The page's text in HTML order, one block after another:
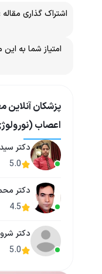
اشتراک گذاری مقاله
امتیاز شما به این
پزشکان آنلاین
اعصاب
دکتر
5.0
دکتر
4.5
دکتر
5.0